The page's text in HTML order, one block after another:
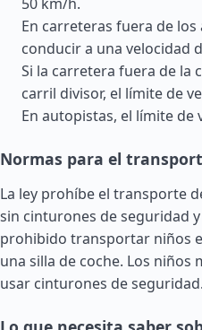
En carreteras fuera de
conducir a una velocidad
Si la carretera fuera de la
carril divisor, el límite de
En autopistas, el límite de
Normas para el
La ley prohíbe el transporte
sin cinturones de seguridad y
prohibido transportar niños
una silla de coche. Los niños
usar cinturones de seguridad.